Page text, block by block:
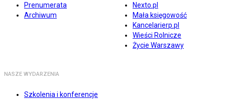
Prenumerata
Archiwum
Nexto.pl
Mała księgowość
Kancelarierp.pl
Wieści Rolnicze
Życie Warszawy
NASZE WYDARZENIA
Szkolenia i konferencje